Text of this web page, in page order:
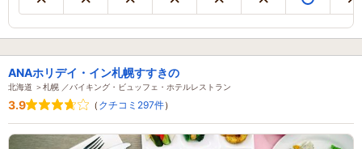
ANAホリデイ・イン札幌すすきの
北海道 ＞札幌 ／バイキング・ビュッフェ・ホテルレストラン
3.9 （ クチコミ297件）